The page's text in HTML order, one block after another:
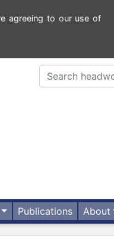
agreeing to our use of
Publications About